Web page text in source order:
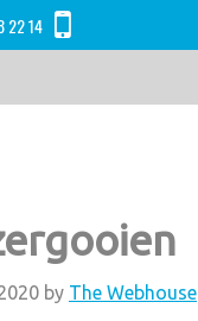
22 14
by The Webhouse